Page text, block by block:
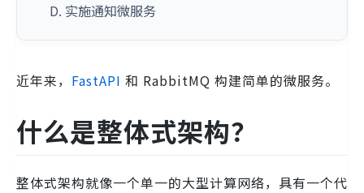
D. 实施通知微服务
近年来， FastAPI 和 RabbitMQ 构建简单的微服务。
什么是整体式架构？
整体式架构就像一个单一的大型计算网络，具有一个代